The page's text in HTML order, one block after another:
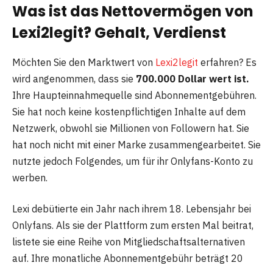
Was ist das Nettovermögen von
Lexi2legit? Gehalt, Verdienst
Möchten Sie den Marktwert von Lexi2legit erfahren? Es
wird angenommen, dass sie 700.000 Dollar wert ist.
Ihre Haupteinnahmequelle sind Abonnementgebühren.
Sie hat noch keine kostenpflichtigen Inhalte auf dem
Netzwerk, obwohl sie Millionen von Followern hat. Sie
hat noch nicht mit einer Marke zusammengearbeitet. Sie
nutzte jedoch Folgendes, um für ihr Onlyfans-Konto zu
werben.
Lexi debütierte ein Jahr nach ihrem 18. Lebensjahr bei
Onlyfans. Als sie der Plattform zum ersten Mal beitrat,
listete sie eine Reihe von Mitgliedschaftsalternativen
auf. Ihre monatliche Abonnementgebühr beträgt 20